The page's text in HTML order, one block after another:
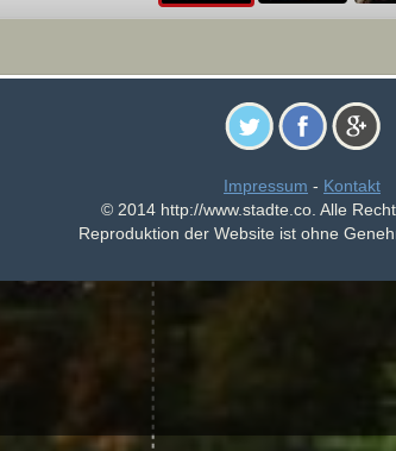
Impressum - Kontakt
© 2014 http://www.stadte.co. Alle
Reproduktion der Website ist ohne